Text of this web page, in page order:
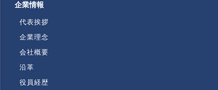
企業情報
代表挨拶
企業理念
会社概要
沿革
役員経歴